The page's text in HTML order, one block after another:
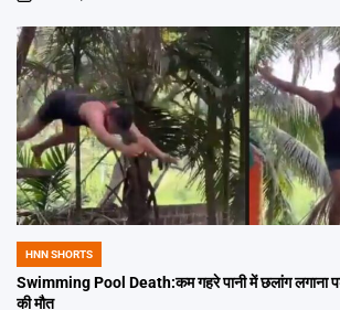
POSTED
IN
HNN SHORTS
Swimming Pool Death:कम गहरे पानी में छलांग लगाना
की मौत